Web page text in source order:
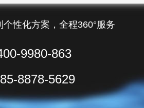
个性化方案，全程360°服务
9980-863
8878-5629